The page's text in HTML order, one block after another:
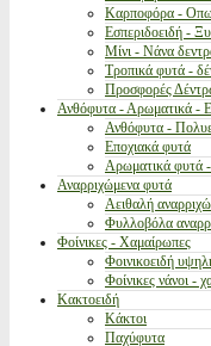
Καρποφόρα -
Εσπεριδοειδή -
Μίνι - Νάνα
Τροπικά φυτά -
Προσφορές
Ανθόφυτα - Αρωματικά -
Ανθόφυτα -
Εποχιακά φυτά
Αρωματικά φυτά
Αναρριχώμενα φυτά
Αειθαλή
Φυλλοβόλα
Φοίνικες - Χαμαίρωπες
Φοινικοειδή
Φοίνικες νάνοι -
Κακτοειδή
Κάκτοι
Παχύφυτα